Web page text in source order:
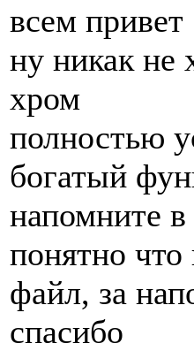
всем привет
ну никак не
хром
полностью
богатый
напомните в
понятно что
файл, за
спасибо